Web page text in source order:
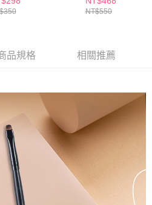
供之「AFTEE先享後付」服務完成之交
將依據個別帳號之用戶狀況，依本公司即
額度不足之情形，本公司將視審查結果
他人資訊註冊。若發現惡意使用之情形，
該用戶之使用額度並採取法律行動。
)免運費
)免運費
上)免運費
出貨)
)免運費
NT$550
品規格 相關推薦